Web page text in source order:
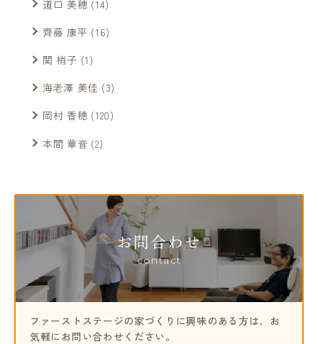
道口 美穂 (14)
齊藤 康平 (16)
関 梢子 (1)
海老澤 美佳 (3)
岡村 香穂 (120)
本間 華音 (2)
お問合わせ
contact
ファーストステージの家づくりに興味のある方は、 お
気軽にお問い合わせください。